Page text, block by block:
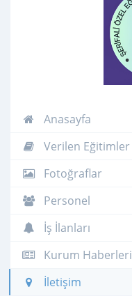
Anasayfa
Verilen Eğitimler
Fotoğraflar
Personel
İş İlanları
Kurum Haberleri
İletişim